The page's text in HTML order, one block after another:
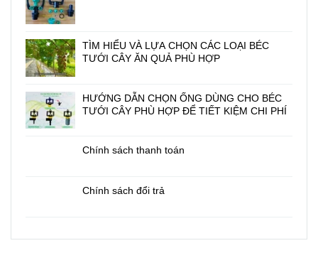
TÌM HIỂU VÀ LỰA CHỌN CÁC LOẠI BÉC
TƯỚI CÂY ĂN QUẢ PHÙ HỢP
HƯỚNG DẪN CHỌN ỐNG DÙNG CHO BÉC
TƯỚI CÂY PHÙ HỢP ĐỂ TIẾT KIỆM CHI PHÍ
Chính sách thanh toán
Chính sách đổi trả